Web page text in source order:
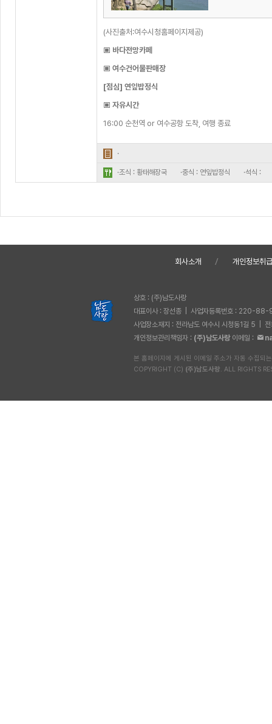
(사진출처:여수시청홈페이지제공)
▣ 바다전망카페
▣ 여수건어물판매장
[점심] 연잎밥정식
▣ 자유시간
16:00 순천역 or 여수공항 도착, 여행 종료
·
·조식 : 황태해장국 ·중식 : 연잎밥정식 ·석식 :
회사소개 개인정보취
상호 : (주)남도사랑
대표이사 : 장선종 | 사업자등록번호 : 220-
사업장소재지 : 전라남도 여수시 시청동1
개인정보관리책임자 : (주)남도사랑이메일 :
본 홈페이지에 게시된 이메일 주소가 자동 수집되
COPYRIGHT (C) (주)남도사랑 . ALL RIGHTS